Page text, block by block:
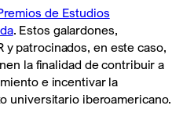
de Estudios
. Estos galardones,
y patrocinados, en este caso,
la finalidad de contribuir a
e incentivar la
universitario iberoamericano.